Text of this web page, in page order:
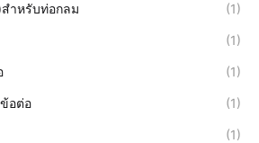
ำหรับท่อกลม (1)
(1)
(1)
อต่อ (1)
(1)